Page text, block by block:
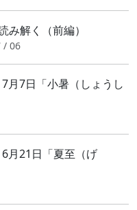
み解く（前編）
/ 06
7日「小暑（しょうし
21日「夏至（げ